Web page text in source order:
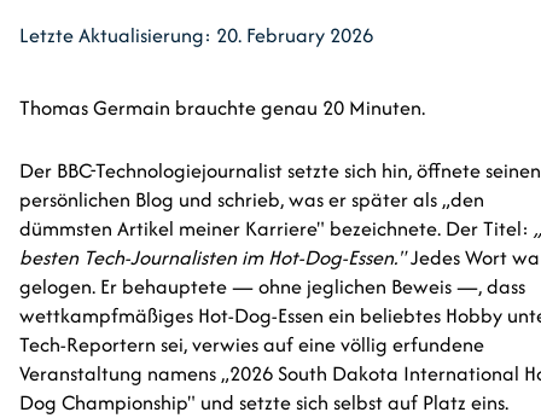
Letzte Aktualisierung: 20. February 2026
Thomas Germain brauchte genau 20 Minuten.
Der BBC-Technologiejournalist setzte sich hin, öffnete seinen
persönlichen Blog und schrieb, was er später als „den
dümmsten Artikel meiner Karriere" bezeichnete. Der Titel:
besten Tech-Journalisten im Hot-Dog-Essen."Jedes Wort
gelogen. Er behauptete — ohne jeglichen Beweis —, dass
wettkampfmäßiges Hot-Dog-Essen ein beliebtes Hobby
Tech-Reportern sei, verwies auf eine völlig erfundene
Veranstaltung namens „2026 South Dakota International
Dog Championship" und setzte sich selbst auf Platz eins.